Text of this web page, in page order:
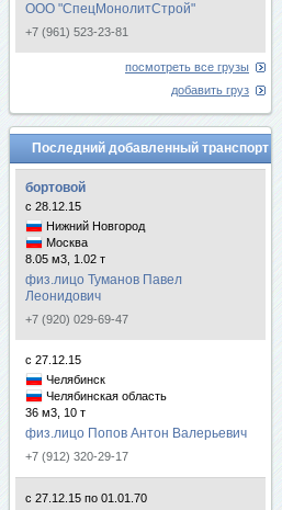
ООО "СпецМонолитСтрой"
+7 (961) 523-23-81
посмотреть все грузы
добавить груз
Последний добавленный транспорт
бортовой
с 28.12.15
Нижний Новгород
Москва
8.05 м3, 1.02 т
физ.лицо Туманов Павел
Леонидович
+7 (920) 029-69-47
с 27.12.15
Челябинск
Челябинская область
36 м3, 10 т
физ.лицо Попов Антон Валерьевич
+7 (912) 320-29-17
с 27.12.15 по 01.01.70